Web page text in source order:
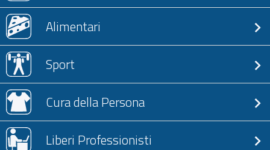
Alimentari
Sport
Cura della Persona
Liberi Professionisti